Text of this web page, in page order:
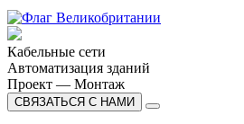
Кабельные сети
Автоматизация зданий
Проект — Монтаж
СВЯЗАТЬСЯ С НАМИ